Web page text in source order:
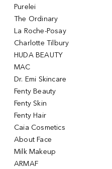
Purelei
The Ordinary
La Roche-Posay
Charlotte Tilbury
HUDA BEAUTY
MAC
Dr. Emi Skincare
Fenty Beauty
Fenty Skin
Fenty Hair
Caia Cosmetics
About Face
Milk Makeup
ARMAF